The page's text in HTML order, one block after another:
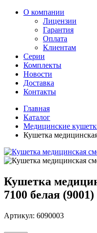
О компании
Лицензии
Гарантия
Оплата
Клиентам
Серии
Комплекты
Новости
Доставка
Контакты
Главная
Каталог
Медицинские
Кушетка
Кушетка
7100 белая (9001)
Артикул: 6090003